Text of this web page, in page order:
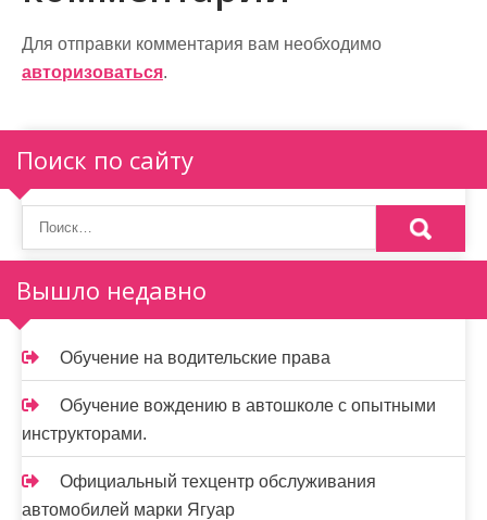
ц
и
я
п
о
з
а
п
и
с
я
м
Для отправки комментария вам необходимо
авторизоваться.
Поиск по сайту
Вышло недавно
Обучение на водительские права
Обучение вождению в автошколе с опытными
инструкторами.
Официальный техцентр обслуживания
автомобилей марки Ягуар